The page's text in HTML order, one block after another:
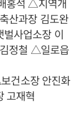
산과장 김도완
사업소장 이
정철 △일로읍
건소장 안진화
고재혁